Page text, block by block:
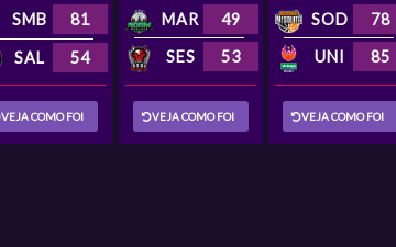
SMB 81
SAL 54
VEJA COMO FOI
MAR 49
SES 53
VEJA COMO FOI
SOD
78
UNI
85
VEJA COMO FOI